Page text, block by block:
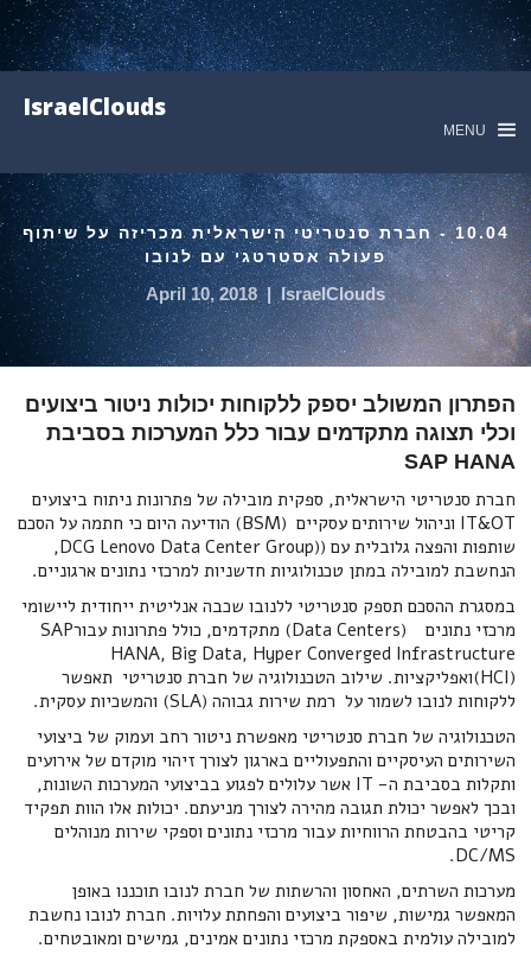
IsraelClouds
MENU
10.04 - חברת סנטריטי הישראלית מכריזה על שיתוף
פעולה אסטרטגי עם לנובו
IsraelClouds
|
April 10, 2018
הפתרון המשולב יספק ללקוחות יכולות ניטור ביצועים
וכלי תצוגה מתקדמים עבור כלל המערכות בסביבת
SAP HANA
חברת סנטריטי הישראלית, ספקית מובילה של פתרונות ניתוח ביצועים
IT&OT וניהול שירותים עסקיים (BSM) הודיעה היום כי חתמה על הסכם
שותפות והפצה גלובלית עם ((DCG Lenovo Data Center Group,
הנחשבת למובילה במתן טכנולוגיות חדשניות למרכזי נתונים ארגוניים.
במסגרת ההסכם תספק סנטריטי ללנובו שכבה אנליטית ייחודית ליישומי
מרכזי נתונים (Data Centers) מתקדמים, כולל פתרונות עבורSAP
HANA, Big Data, Hyper Converged Infrastructure
(HCI)ואפליקציות. שילוב הטכנולוגיה של חברת סנטריטי תאפשר
ללקוחות לנובו לשמור על רמת שירות גבוהה (SLA) והמשכיות עסקית.
הטכנולוגיה של חברת סנטריטי מאפשרת ניטור רחב ועמוק של ביצועי
השירותים העיסקיים והתפעוליים בארגון לצורך זיהוי מוקדם של אירועים
ותקלות בסביבת ה- IT אשר עלולים לפגוע בביצועי המערכות השונות,
ובכך לאפשר יכולת תגובה מהירה לצורך מניעתם. יכולות אלו הוות תפקיד
קריטי בהבטחת הרווחיות עבור מרכזי נתונים וספקי שירות מנוהלים
DC/MS.
מערכות השרתים, האחסון והרשתות של חברת לנובו תוכננו באופן
המאפשר גמישות, שיפור ביצועים והפחתת עלויות. חברת לנובו נחשבת
למובילה עולמית באספקת מרכזי נתונים אמינים, גמישים ומאובטחים.